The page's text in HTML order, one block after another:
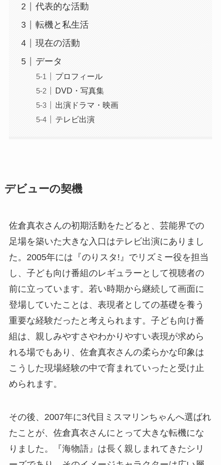
代表的な活動
転機と私生活
現在の活動
データ
プロフィール
DVD・写真集
出演ドラマ・映画
テレビ出演
デビューの契機
佐倉真衣さんの初期活動をたどると、芸能界での
足場を築いた大きな入口はテレビ出演にありまし
た。2005年には『のりスタ!』でリズミー役を担当
し、子ども向け番組のレギュラーとして視聴者の
前に立っています。若い時期から継続して画面に
登場していたことは、表現者としての基礎を養う
重要な経験だったと考えられます。子ども向け番
組は、親しみやすさやわかりやすい表現が求めら
れる場でもあり、佐倉真衣さんの柔らかな印象は
こうした現場経験の中で育まれていったと受け止
められます。
その後、2007年に3代目ミスマリンちゃんへ選ばれ
たことが、佐倉真衣さんにとって大きな転機にな
りました。『海物語』は長く親しまれてきたシリ